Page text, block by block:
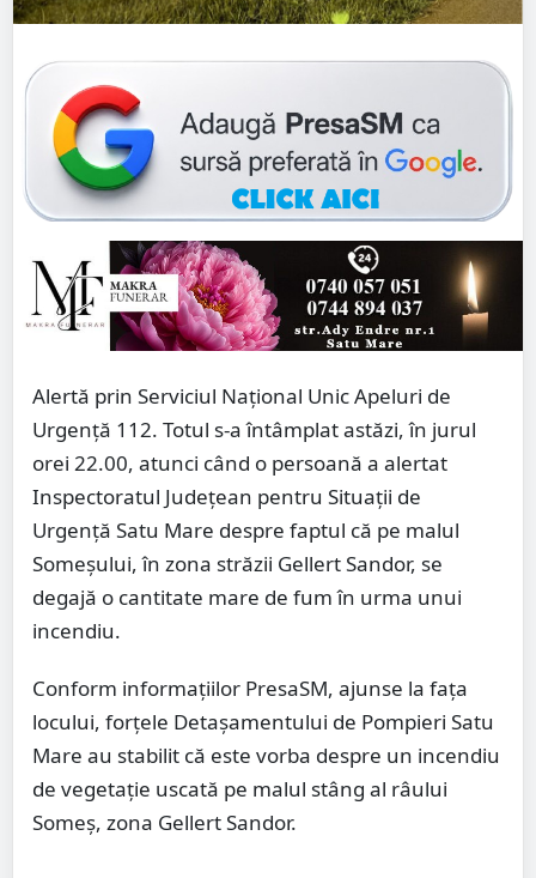
Alertă prin Serviciul Național Unic Apeluri de
Urgență 112. Totul s-a întâmplat astăzi, în jurul
orei 22.00, atunci când o persoană a alertat
Inspectoratul Județean pentru Situații de
Urgență Satu Mare despre faptul că pe malul
Someșului, în zona străzii Gellert Sandor, se
degajă o cantitate mare de fum în urma unui
incendiu.
Conform informațiilor PresaSM, ajunse la fața
locului, forțele Detașamentului de Pompieri Satu
Mare au stabilit că este vorba despre un incendiu
de vegetație uscată pe malul stâng al râului
Someș, zona Gellert Sandor.